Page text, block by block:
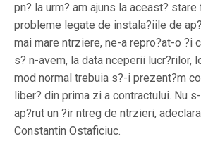
pn? la urm? am ajuns la aceast? stare
probleme legate de instala?iile de
mai mare ntrziere, ne-a repro?at-o ?i
s? n-avem, la data nceperii lucr?rilor,
mod normal trebuia s?-i prezent?m
liber? din prima zi a contractului. Nu
ap?rut un ?ir ntreg de ntrzieri,
Constantin Ostaficiuc.